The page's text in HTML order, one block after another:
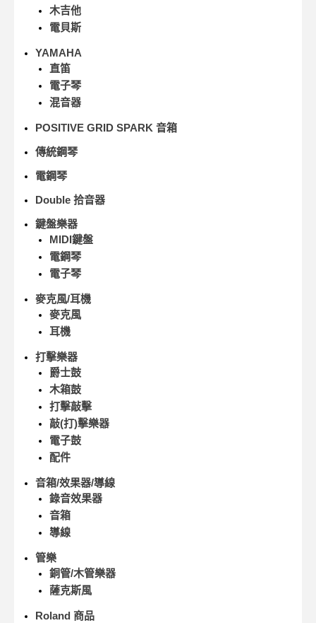
木吉他
電貝斯
YAMAHA
直笛
電子琴
混音器
POSITIVE GRID SPARK 音箱
傳統鋼琴
電鋼琴
Double 拾音器
鍵盤樂器
MIDI鍵盤
電鋼琴
電子琴
麥克風/耳機
麥克風
耳機
打擊樂器
爵士鼓
木箱鼓
打擊敲擊
敲(打)擊樂器
電子鼓
配件
音箱/效果器/導線
錄音效果器
音箱
導線
管樂
銅管/木管樂器
薩克斯風
Roland 商品